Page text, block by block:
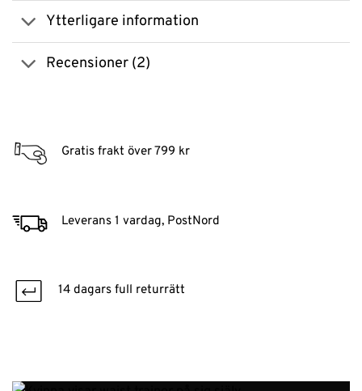
Ytterligare information
Recensioner (2)
Gratis frakt över 799 kr
Leverans 1 vardag, PostNord
14 dagars full returrätt